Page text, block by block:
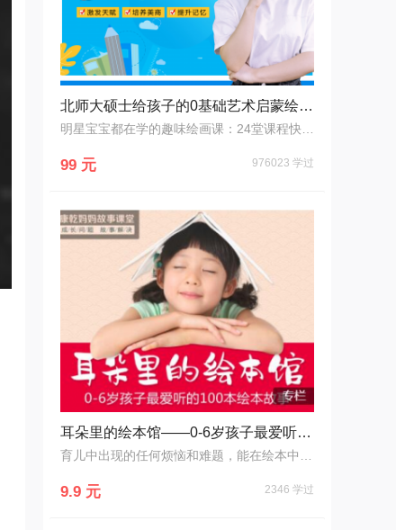
北师大硕士给孩子的0基础艺术启蒙绘画课
99 元 976023 学过
耳朵里的绘本馆——0-6岁孩子最爱听的100本绘本故事
9.9 元 2346 学过